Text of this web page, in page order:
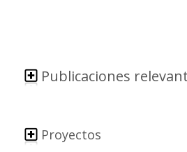
Publicaciones
Proyectos